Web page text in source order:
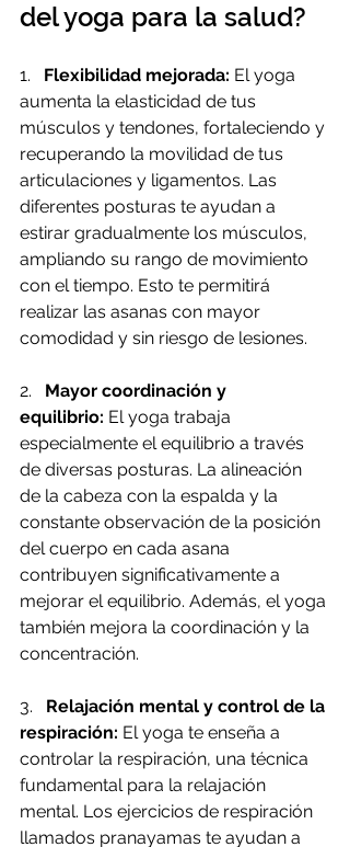
del yoga para la salud?
1. Flexibilidad mejorada: El yoga
aumenta la elasticidad de tus
músculos y tendones, fortaleciendo y
recuperando la movilidad de tus
articulaciones y ligamentos. Las
diferentes posturas te ayudan a
estirar gradualmente los músculos,
ampliando su rango de movimiento
con el tiempo. Esto te permitirá
realizar las asanas con mayor
comodidad y sin riesgo de lesiones.
2. Mayor coordinación y
equilibrio: El yoga trabaja
especialmente el equilibrio a través
de diversas posturas. La alineación
de la cabeza con la espalda y la
constante observación de la posición
del cuerpo en cada asana
contribuyen significativamente a
mejorar el equilibrio. Además, el yoga
también mejora la coordinación y la
concentración.
3. Relajación mental y control de la
respiración: El yoga te enseña a
controlar la respiración, una técnica
fundamental para la relajación
mental. Los ejercicios de respiración
llamados pranayamas te ayudan a